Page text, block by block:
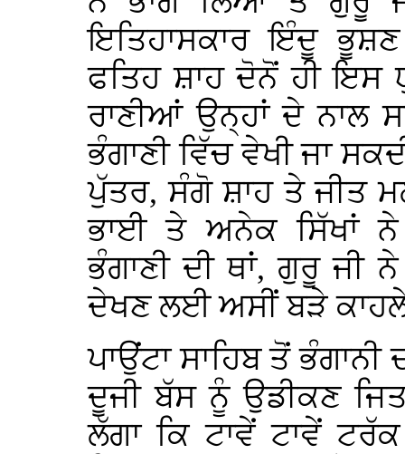
ਇਤਿਹਾਸਕਾਰ ਇੰਦੂ
ਫਤਿਹ ਸ਼ਾਹ ਦੋਨੋਂ ਹੀ ਇਸ
ਰਾਣੀਆਂ ਉਨ੍ਹਾਂ ਦੇ ਨਾਲ
ਭੰਗਾਣੀ ਵਿੱਚ ਵੇਖੀ ਜਾ
ਪੁੱਤਰ, ਸੰਗੋ ਸ਼ਾਹ ਤੇ ਜੀਤ
ਭਾਈ ਤੇ ਅਨੇਕ ਸਿੱਖਾਂ ਨੇ
ਭੰਗਾਣੀ ਦੀ ਥਾਂ, ਗੁਰੂ ਜੀ
ਦੇਖਣ ਲਈ ਅਸੀਂ ਬੜੇ
ਪਾਉਂਟਾ ਸਾਹਿਬ ਤੋਂ ਭੰਗਾਨੀ
ਦੂਜੀ ਬੱਸ ਨੂੰ ਉਡੀਕਣ
ਲੱਗਾ ਕਿ ਟਾਵੇਂ ਟਾਵੇਂ